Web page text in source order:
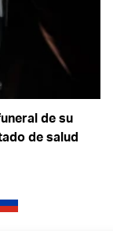
de su
de salud